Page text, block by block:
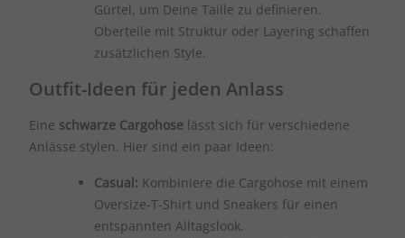
Gürtel, um Deine Taille zu definieren.
Oberteile mit Struktur oder Layering schaffen
zusätzlichen Style.
Outfit-Ideen für jeden Anlass
Eine schwarze Cargohose lässt sich für verschiedene
Anlässe stylen. Hier sind ein paar Ideen:
Casual: Kombiniere die Cargohose mit einem
Oversize-T-Shirt und Sneakers für einen
entspannten Alltagslook.